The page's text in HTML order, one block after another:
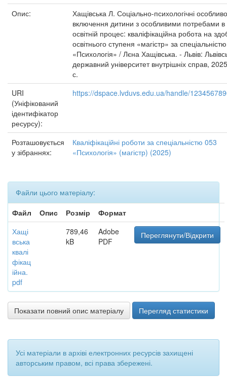
Опис:
Хащівська Л. Соціально-психологічні
включення дитини з особливими потребами в
освітній процес: кваліфікаційна робота на
освітнього ступеня «магістр» за
«Психологія» / Лєна Хащівська. - Львів:
державний університет внутрішніх справ,
с.
URI
(Уніфікований
ідентифікатор
ресурсу):
https://dspace.lvduvs.edu.ua/handle/
Розташовується
у зібраннях:
Кваліфікаційні роботи за спеціальністю 053
«Психологія» (магістр) (2025)
Файли цього матеріалу:
Файл
Опис Розмір
Формат
Хащі
вська
квалі
фікац
ійна.
pdf
789,46
kB
Adobe
PDF
Переглянути/Відкрити
Показати повний опис матеріалу Перегляд статистики
Усі матеріали в архіві електронних ресурсів захищені
авторським правом, всі права збережені.